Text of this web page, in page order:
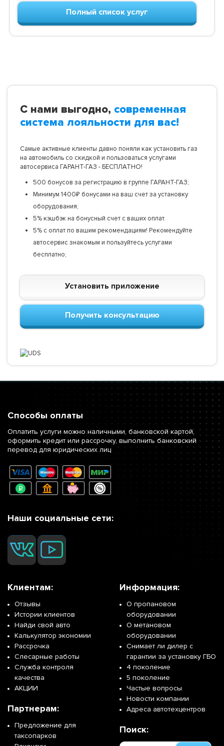
Полный список услуг
С нами выгодно, современная
система лояльности для вас!
Самые активные клиенты давно поняли как установить газ
на автомобиль со скидкой и пользоваться услугами
автосервиса ГАРАНТ-ГАЗ - БЕСПЛАТНО!
500 бонусов за регистрацию в группе ГАРАНТ-ГАЗ;
Минимум 1400₽ бонусами на ваш счет за установку
оборудования;
5% кэшбэк на бонусный счет с ваших оплат.
5% с оплат по вашим рекомендациям! Рекомендуйте
автосервис знакомым и пользуйтесь услугами
бесплатно;
Установить приложение
Получить консультацию
Способы оплаты
Оплатить услуги можно наличными, банковской картой,
оформить кредит или рассрочку, выполнить банковский
перевод для юридических лиц
Наши социальные сети:
Клиентам:
Отзывы
Истории клиентов
Найди свой авто
Калькулятор экономии
Рассрочка
Слесарные работы
Служба контроля
качества
АКЦИИ
Партнерам:
Предложение для
таксопарков
Информация:
О пропановом
оборудовании
О метановом
оборудовании
Снимает ли дилер с
гарантии за установку ГБО
4 поколение
5 поколение
Частые вопросы
Новости компании
Адреса автотехцентров
Поиск: